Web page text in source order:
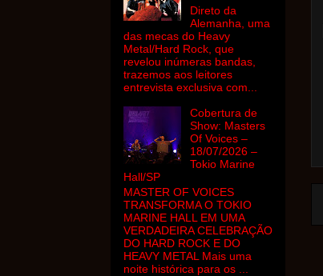
Direto da
Alemanha, uma
das mecas do Heavy
Metal/Hard Rock, que
revelou inúmeras bandas,
trazemos aos leitores
entrevista exclusiva com...
Cobertura de
Show: Masters
Of Voices –
18/07/2026 –
Tokio Marine
Hall/SP
MASTER OF VOICES
TRANSFORMA O TOKIO
MARINE HALL EM UMA
VERDADEIRA CELEBRAÇÃO
DO HARD ROCK E DO
HEAVY METAL Mais uma
noite histórica para os ...